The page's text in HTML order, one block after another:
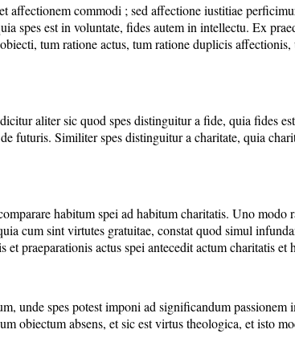
commodi ; sed affectione iustitiae
spes est in voluntate, fides autem in intellectu. Ex
tum ratione actus, tum ratione duplicis
aliter sic quod spes distinguitur a fide, quia fides
futuris. Similiter spes distinguitur a charitate, quia
habitum spei ad habitum charitatis. Uno modo
cum sint virtutes gratuitae, constat quod simul
praeparationis actus spei antecedit actum charitatis et
unde spes potest imponi ad significandum passionem
obiectum absens, et sic est virtus theologica, et isto